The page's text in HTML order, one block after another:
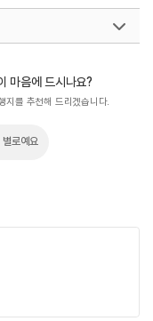
마음에 드시나요?
지를 추천해 드리겠습니다.
별로예요